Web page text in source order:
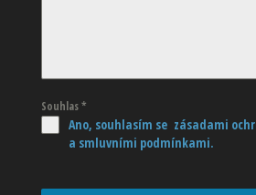
Souhlas*
Ano, souhlasím se zásadami
a smluvními podmínkami.